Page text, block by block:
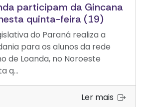
participam da Gincana
quinta-feira (19)
do Paraná realiza a
para os alunos da rede
de Loanda, no Noroeste
q...
Ler mais